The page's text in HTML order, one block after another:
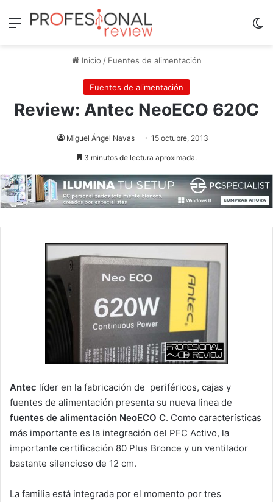
Menú
Inicio / Fuentes de alimentación
Fuentes de alimentación
Review: Antec NeoECO 620C
Miguel Ángel Navas 15 octubre, 2013
3 minutos de lectura aproximada.
Antec líder en la fabricación de periféricos, cajas y
fuentes de alimentación presenta su nueva linea de
fuentes de alimentación NeoECO C. Como características
más importante es la integración del PFC Activo, la
importante certificación 80 Plus Bronce y un ventilador
bastante silencioso de 12 cm.
La familia está integrada por el momento por tres